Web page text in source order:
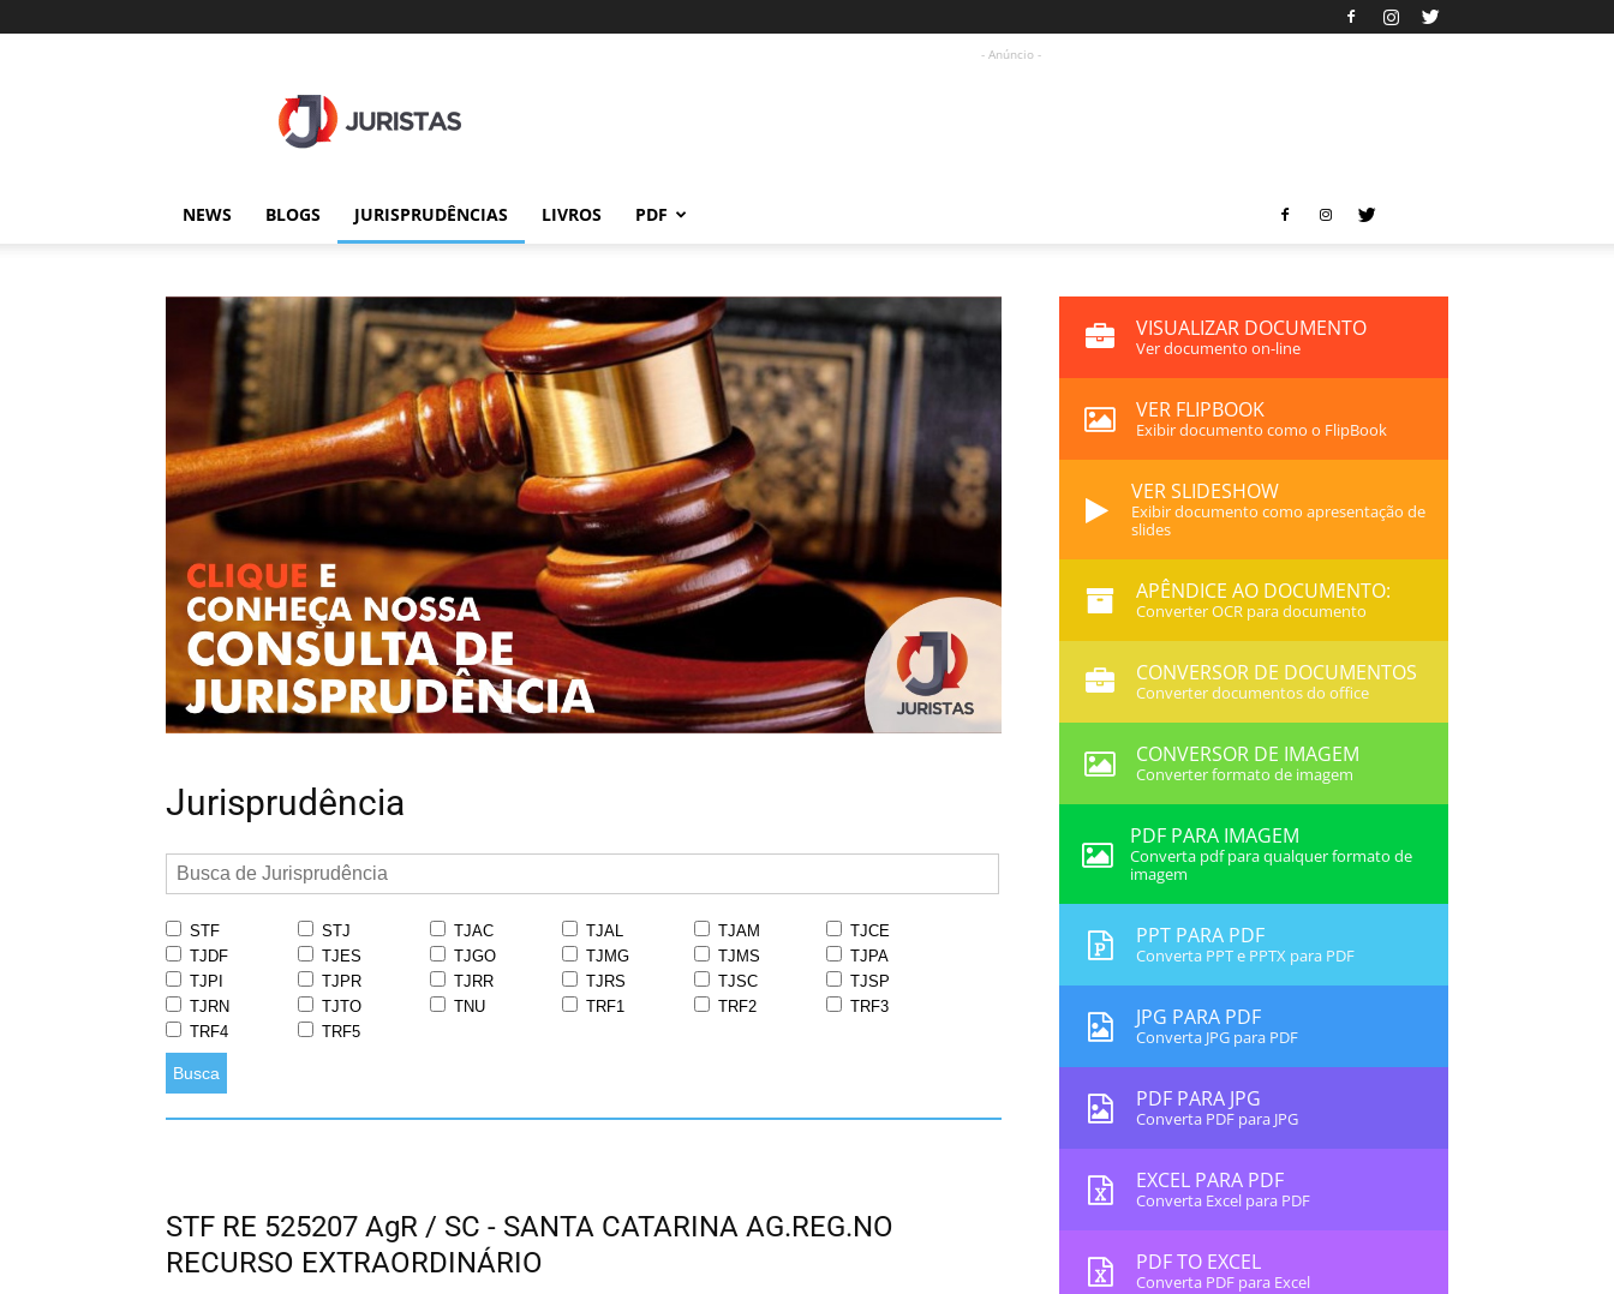
- Anúncio -
NEWS BLOGS JURISPRUDÊNCIAS LIVROS PDF
Jurisprudência
STF STJ TJAC TJAL TJAM
TJCE
TJDF
TJES TJGO TJMG TJMS
TJPA
TJPI
TJPR TJRR TJRS TJSC
TJSP
TJRN
TJTO TNU TRF1 TRF2
TRF3
TRF4
TRF5
Busca
STF RE 525207 AgR / SC - SANTA CATARINA AG.REG.NO
RECURSO EXTRAORDINÁRIO
VISUALIZAR DOCUMENTO
Ver documento on-line
VER FLIPBOOK
Exibir documento como o FlipBook
VER SLIDESHOW
Exibir documento como apresentação de
slides
APÊNDICE AO DOCUMENTO:
Converter OCR para documento
CONVERSOR DE DOCUMENTOS
Converter documentos do office
CONVERSOR DE IMAGEM
Converter formato de imagem
PDF PARA IMAGEM
Converta pdf para qualquer formato de
imagem
PPT PARA PDF
Converta PPT e PPTX para PDF
JPG PARA PDF
Converta JPG para PDF
PDF PARA JPG
Converta PDF para JPG
EXCEL PARA PDF
Converta Excel para PDF
PDF TO EXCEL
Converta PDF para Excel